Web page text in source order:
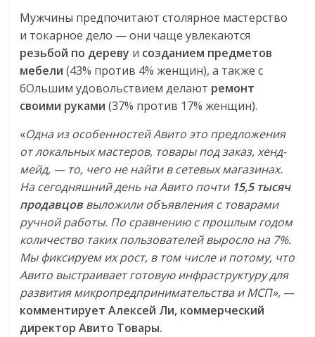
Мужчины предпочитают столярное мастерство
и токарное дело — они чаще увлекаются
резьбой по дереву и созданием предметов
мебели (43% против 4% женщин), а также с
бОльшим удовольствием делают ремонт
своими руками (37% против 17% женщин).
«Одна из особенностей Авито это предложения
от локальных мастеров, товары под заказ, хенд-
мейд, — то, чего не найти в сетевых магазинах.
На сегодняшний день на Авито почти 15,5 тысяч
продавцоввыложили объявления с товарами
ручной работы. По сравнению с прошлым годом
количество таких пользователей выросло на 7%.
Мы фиксируем их рост, в том числе и потому, что
Авито выстраивает готовую инфраструктуру для
развития микропредпринимательства и МСП», —
комментирует Алексей Ли, коммерческий
директор Авито Товары.